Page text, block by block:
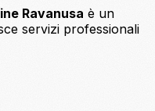
Ravanusa è un
servizi professionali